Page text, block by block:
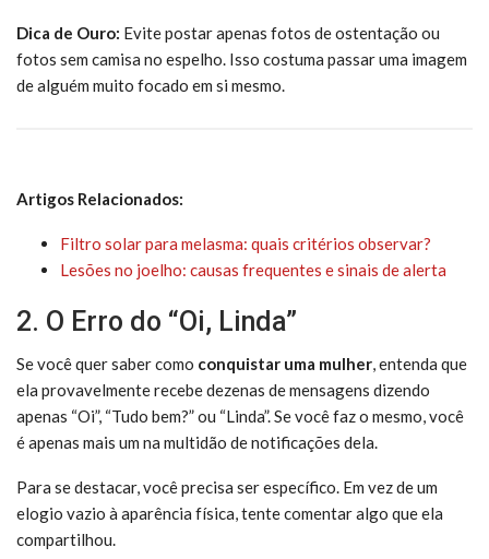
Dica de Ouro: Evite postar apenas fotos de ostentação ou
fotos sem camisa no espelho. Isso costuma passar uma imagem
de alguém muito focado em si mesmo.
Artigos Relacionados:
Filtro solar para melasma: quais critérios observar?
Lesões no joelho: causas frequentes e sinais de alerta
2. O Erro do “Oi, Linda”
Se você quer saber como conquistar uma mulher, entenda que
ela provavelmente recebe dezenas de mensagens dizendo
apenas “Oi”, “Tudo bem?” ou “Linda”. Se você faz o mesmo, você
é apenas mais um na multidão de notificações dela.
Para se destacar, você precisa ser específico. Em vez de um
elogio vazio à aparência física, tente comentar algo que ela
compartilhou.